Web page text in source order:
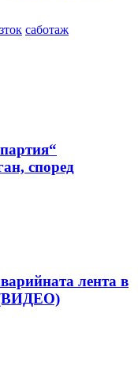
саботаж
според
лента в
(ВИДЕО)